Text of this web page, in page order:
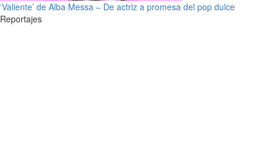
‘Valiente’ de Alba Messa – De actriz a promesa del pop dulce
Reportajes